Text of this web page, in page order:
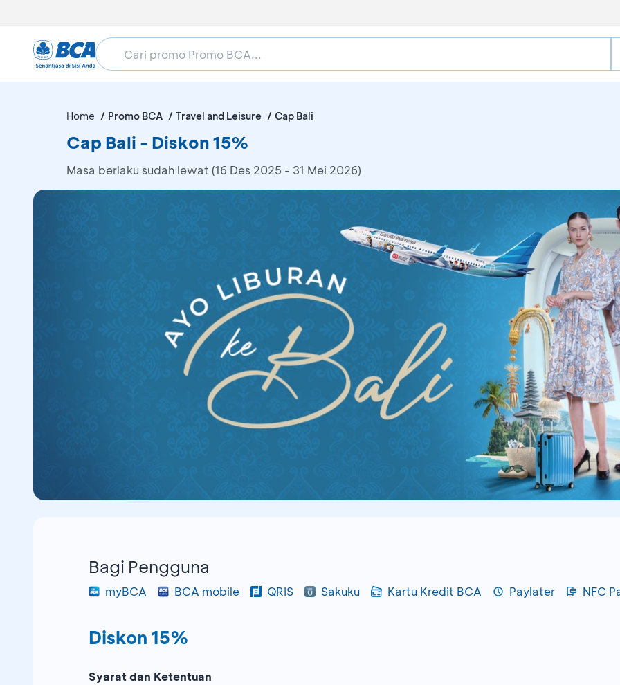
Home Promo BCA Travel and Leisure Cap Bali
Cap Bali - Diskon 15%
Masa berlaku sudah lewat (16 Des 2025 - 31 Mei 2026)
Bagi Pengguna
myBCA BCA mobile QRIS Sakuku Kartu Kredit BCA Paylater NFC
Diskon 15%
Syarat dan Ketentuan